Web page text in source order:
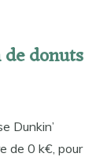
donuts
Dunkin’
de 0 k€, pour